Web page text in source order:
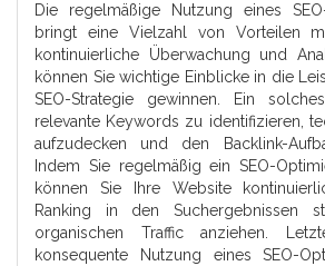
Die regelmäßige Nutzung eines
bringt eine Vielzahl von Vorteilen
kontinuierliche Überwachung und
können Sie wichtige Einblicke in die
SEO-Strategie gewinnen. Ein
relevante Keywords zu identifizieren,
aufzudecken und den Backlink-
Indem Sie regelmäßig ein SEO-
können Sie Ihre Website
Ranking in den Suchergebnissen
organischen Traffic anziehen.
konsequente Nutzung eines SEO-